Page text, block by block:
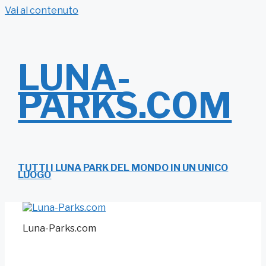
Vai al contenuto
LUNA-
PARKS.COM
TUTTI I LUNA PARK DEL MONDO IN UN UNICO
LUOGO
Luna-Parks.com